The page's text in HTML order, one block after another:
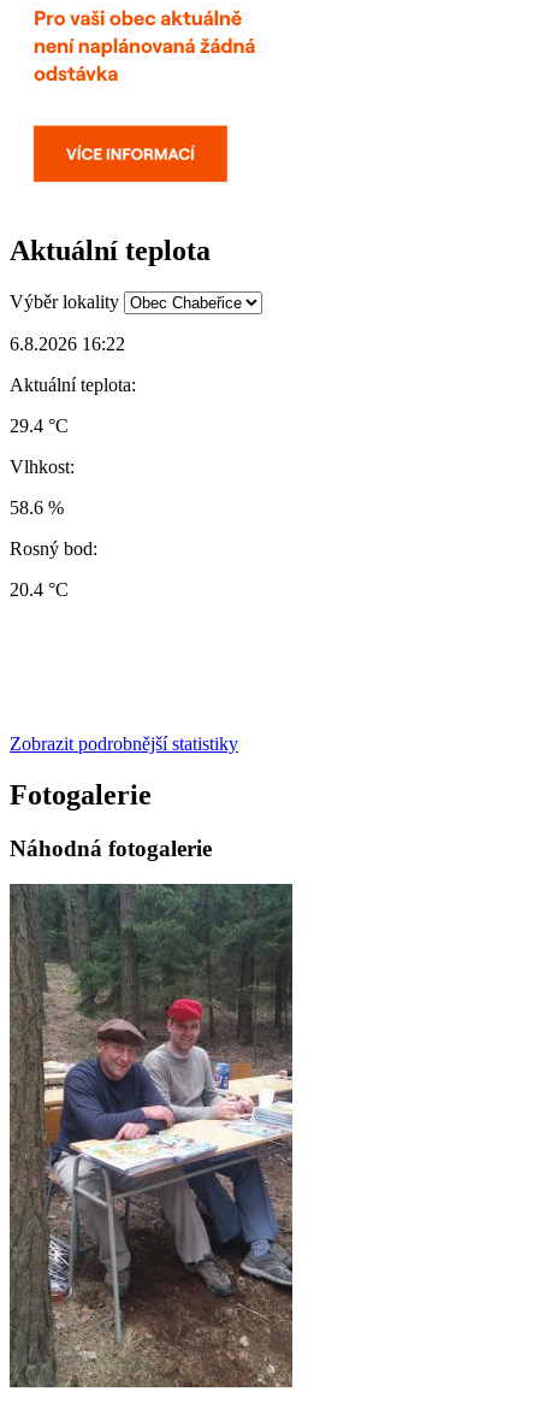
Aktuální teplota
Výběr lokality
6.8.2026 16:22
Aktuální teplota:
29.4 °C
Vlhkost:
58.6 %
Rosný bod:
20.4 °C
Zobrazit podrobnější statistiky
Fotogalerie
Náhodná fotogalerie